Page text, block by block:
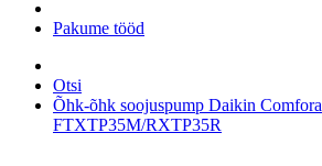
Pakume tööd
Otsi
Õhk-õhk soojuspump Daikin Comfora
FTXTP35M/RXTP35R